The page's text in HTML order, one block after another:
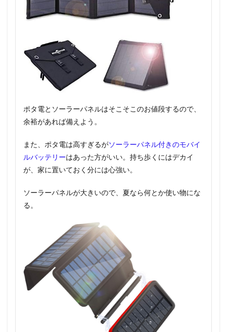
ポタ電とソーラーパネルはそこそこのお値段するので、
余裕があれば備えよう。
また、ポタ電は高すぎるがソーラーパネル付きのモバイ
ルバッテリーはあった方がいい。持ち歩くにはデカイ
が、家に置いておく分には心強い。
ソーラーパネルが大きいので、夏なら何とか使い物にな
る。